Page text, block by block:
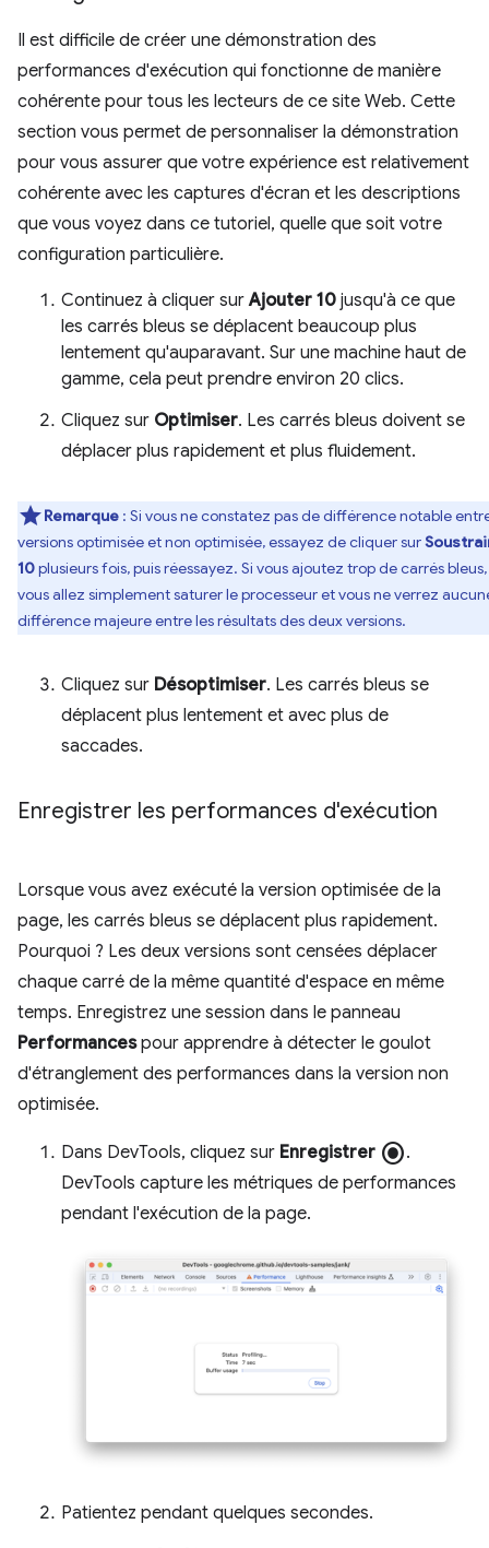
Il est difficile de créer une démonstration des
performances d'exécution qui fonctionne de manière
cohérente pour tous les lecteurs de ce site Web. Cette
section vous permet de personnaliser la démonstration
pour vous assurer que votre expérience est relativement
cohérente avec les captures d'écran et les descriptions
que vous voyez dans ce tutoriel, quelle que soit votre
configuration particulière.
Continuez à cliquer surAjouter 10 jusqu'à ce que
les carrés bleus se déplacent beaucoup plus
lentement qu'auparavant. Sur une machine haut de
gamme, cela peut prendre environ 20 clics.
Cliquez sur Optimiser. Les carrés bleus doivent se
déplacer plus rapidement et plus fluidement.
Remarque : Si vous ne constatez pas de différence notable
versions optimisée et non optimisée, essayez de cliquer sur
10plusieurs fois, puis réessayez. Si vous ajoutez trop de carrés bleus,
vous allez simplement saturer le processeur et vous ne verrez
différence majeure entre les résultats des deux versions.
Cliquez sur Désoptimiser. Les carrés bleus se
déplacent plus lentement et avec plus de
saccades.
Enregistrer les performances d'exécution
Lorsque vous avez exécuté la version optimisée de la
page, les carrés bleus se déplacent plus rapidement.
Pourquoi ? Les deux versions sont censées déplacer
chaque carré de la même quantité d'espace en même
temps. Enregistrez une session dans le panneau
Performancespour apprendre à détecter le goulot
d'étranglement des performances dans la version non
optimisée.
Dans DevTools, cliquez sur Enregistrer radio_button_checked.
DevTools capture les métriques de performances
pendant l'exécution de la page.
Patientez pendant quelques secondes.